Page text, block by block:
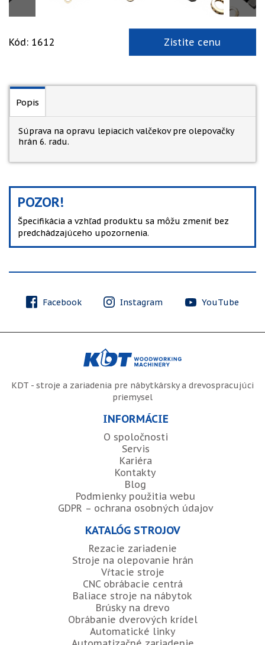
Kód: 1612 Zistite cenu
Popis
Súprava na opravu lepiacich valčekov pre olepovačky
hrán 6. radu.
POZOR!
Špecifikácia a vzhľad produktu sa môžu zmeniť bez
predchádzajúceho upozornenia.
Facebook Instagram YouTube
KDT - stroje a zariadenia pre nábytkársky a drevospracujúci
priemysel
INFORMÁCIE
O spoločnosti
Servis
Kariéra
Kontakty
Blog
Podmienky použitia webu
GDPR – ochrana osobných údajov
KATALÓG STROJOV
Rezacie zariadenie
Stroje na olepovanie hrán
Vŕtacie stroje
CNC obrábacie centrá
Baliace stroje na nábytok
Brúsky na drevo
Obrábanie dverových krídel
Automatické linky